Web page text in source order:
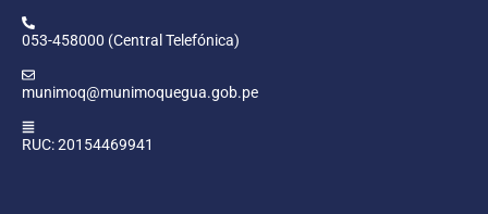
053-458000 (Central Telefónica)
munimoq@munimoquegua.gob.pe
RUC: 20154469941